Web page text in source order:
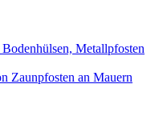
Metallpfosten
Zaunpfosten an Mauern